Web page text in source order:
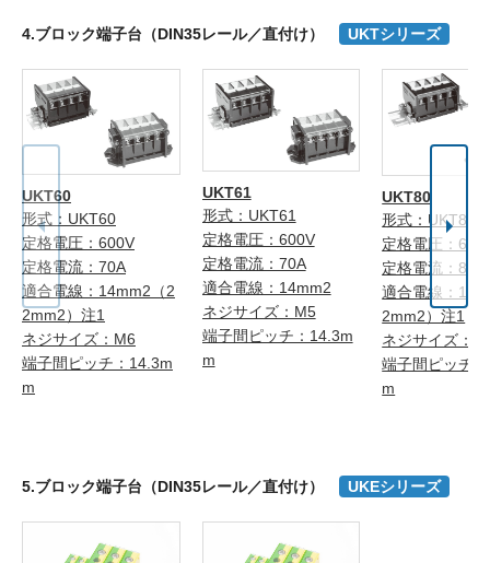
4.ブロック端子台（DIN35レール／直付け） UKTシリーズ
UKT60
形式：UKT60
定格電圧：600V
定格電流：70A
適合電線：14mm2（2
2mm2）注1
ネジサイズ：M6
端子間ピッチ：14.3m
m
UKT61
形式：UKT61
定格電圧：600V
定格電流：70A
適合電線：14mm2
ネジサイズ：M5
端子間ピッチ：14.3m
m
UKT80
形式：UKT80
定格電圧：
定格電流：80A
適合電線：
2mm2）注1
ネジサイズ：
端子間ピッチ
m
5.ブロック端子台（DIN35レール／直付け） UKEシリーズ